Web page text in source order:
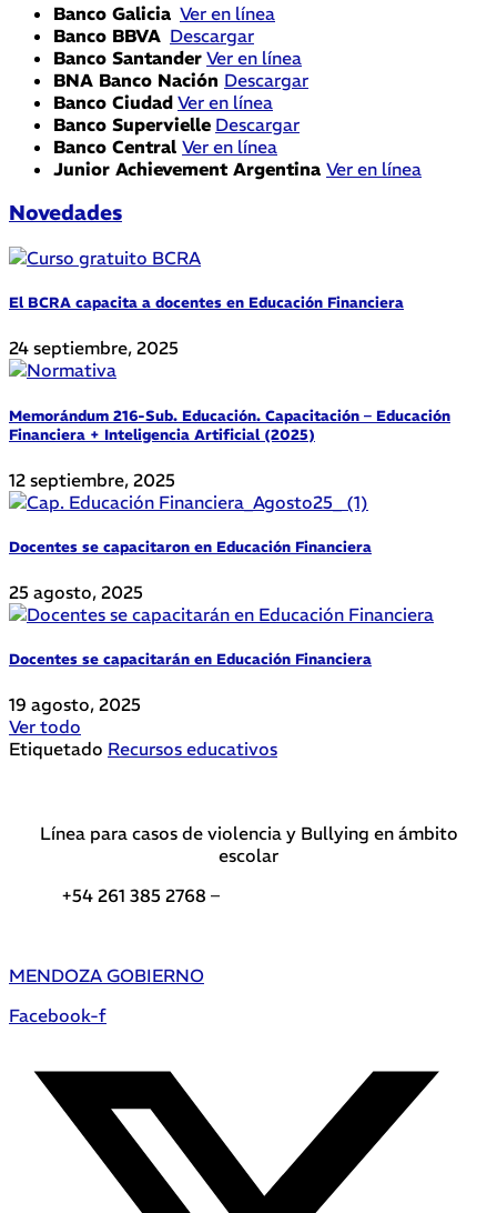
Banco Galicia Ver en línea
Banco BBVA Descargar
Banco Santander Ver en línea
BNA Banco Nación Descargar
Banco Ciudad Ver en línea
Banco Supervielle Descargar
Banco Central Ver en línea
Junior Achievement Argentina Ver en línea
Novedades
El BCRA capacita a docentes en Educación Financiera
24 septiembre, 2025
Memorándum 216-Sub. Educación. Capacitación – Educación
Financiera + Inteligencia Artificial (2025)
12 septiembre, 2025
Docentes se capacitaron en Educación Financiera
25 agosto, 2025
Docentes se capacitarán en Educación Financiera
19 agosto, 2025
Ver todo
Etiquetado Recursos educativos
Línea para casos de violencia y Bullying en ámbito
escolar
+54 261 385 2768 –
MENDOZA GOBIERNO
Facebook-f